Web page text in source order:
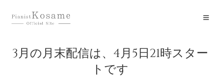
3月の月末配信は、4月5日21時スター
トです